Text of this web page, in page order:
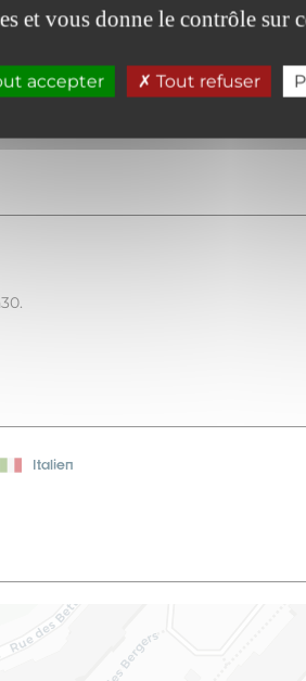
et vous donne le contrôle sur
accepter Tout refuser
Italien